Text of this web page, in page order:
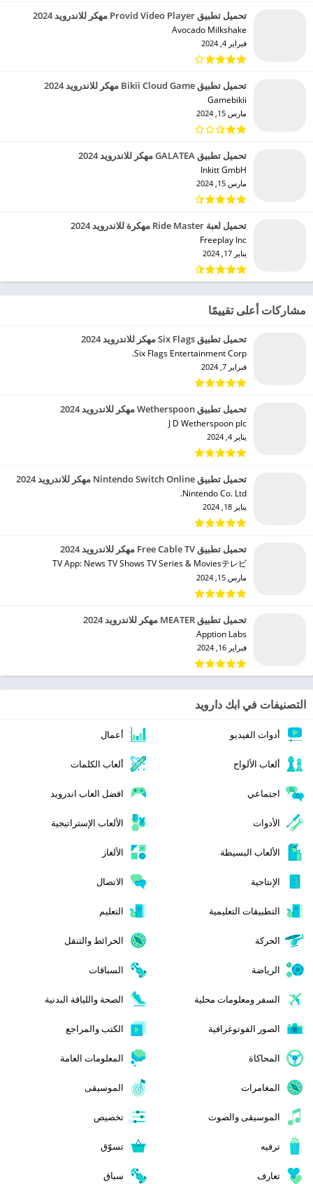
تحميل تطبيق Provid Video Player مهكر للاندرويد 2024
Avocado Milkshake‏
فبراير 4, 2024
تحميل تطبيق Bikii Cloud Game مهكر للاندرويد 2024
Gamebikii‏
مارس 15, 2024
تحميل تطبيق GALATEA مهكر للاندرويد 2024
Inkitt GmbH‏
مارس 15, 2024
تحميل لعبة Ride Master مهكرة للاندرويد 2024
Freeplay Inc‏
يناير 17, 2024
مشاركات أعلى تقييمًا
تحميل تطبيق Six Flags مهكر للاندرويد 2024
Six Flags Entertainment Corp.‏
فبراير 7, 2024
تحميل تطبيق Wetherspoon مهكر للاندرويد 2024
J D Wetherspoon plc‏
يناير 4, 2024
تحميل تطبيق Nintendo Switch Online مهكر للاندرويد 2024
Nintendo Co. Ltd.‏
يناير 18, 2024
تحميل تطبيق Free Cable TV مهكر للاندرويد 2024
TV App: News TV Shows TV Series & Moviesテレビ‏
مارس 15, 2024
تحميل تطبيق MEATER مهكر للاندرويد 2024
Apption Labs‏
فبراير 16, 2024
التصنيفات في ابك دارويد
أدوات الفيديو أعمال
ألعاب الألواح ألعاب الكلمات
اجتماعي افضل العاب اندرويد
الأدوات الألعاب الإستراتيجية
الألعاب البسيطة الألغاز
الإنتاجية الاتصال
التطبيقات التعليمية التعليم
الحركة الخرائط والتنقل
الرياضة السباقات
السفر ومعلومات محلية الصحة واللياقة البدنية
الصور الفوتوغرافية الكتب والمراجع
المحاكاة المعلومات العامة
المغامرات الموسيقى
الموسيقى والصوت تخصيص
ترفيه تسوّق
تعارف سباق